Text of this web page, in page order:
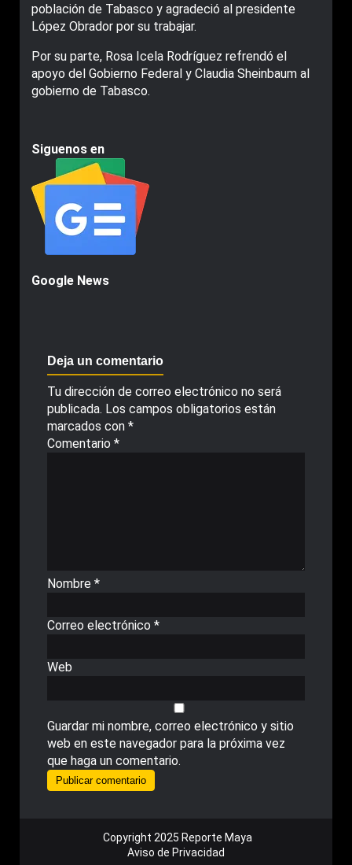
población de Tabasco y agradeció al presidente
López Obrador por su trabajar.
Por su parte, Rosa Icela Rodríguez refrendó el
apoyo del Gobierno Federal y Claudia Sheinbaum al
gobierno de Tabasco.
Siguenos en
Google News
Deja un comentario
Tu dirección de correo electrónico no será
publicada. Los campos obligatorios están
marcados con *
Comentario *
Nombre *
Correo electrónico *
Web
Guardar mi nombre, correo electrónico y sitio
web en este navegador para la próxima vez
que haga un comentario.
Copyright 2025 Reporte Maya
Aviso de Privacidad